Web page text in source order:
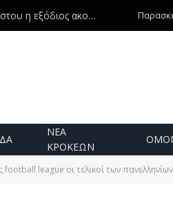
Ντίνος Χριστοφιλάκης – Τη Δευτέρα 3 Αυγούστου η εξόδιος ακολουθία
ΝΕΑ
ΚΡΟΚΕΩΝ
football league οι τελικοί των